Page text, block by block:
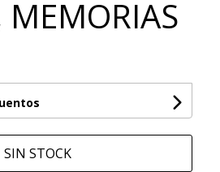
MEMORIAS
SIN STOCK